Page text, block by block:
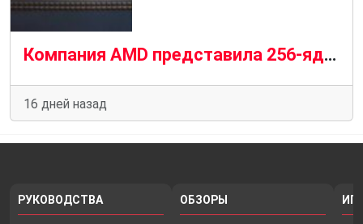
Компания AMD представила 256-ядерный процессор Zen 6 с восемью CCD-чипами и двумя чипами ввода-вывода.
16 дней назад
РУКОВОДСТВА ОБЗОРЫ